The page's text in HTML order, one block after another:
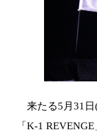
来たる5月31日
「K-1